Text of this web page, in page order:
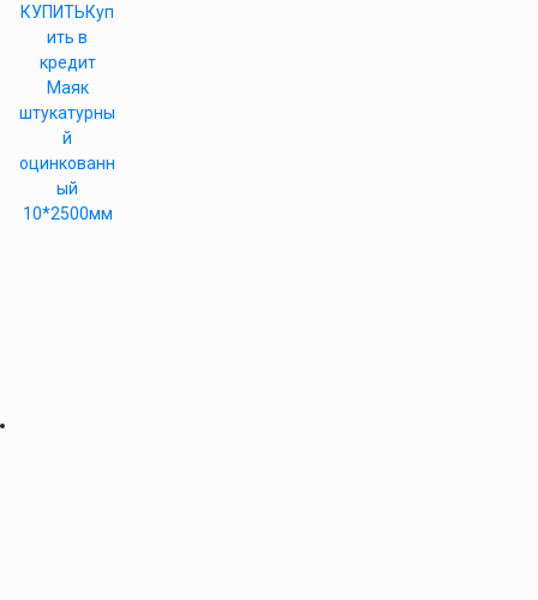
КУПИТЬКуп
ить в
кредит
Маяк
штукатурны
й
оцинкованн
ый
10*2500мм